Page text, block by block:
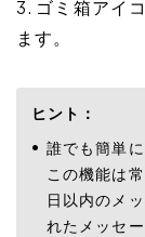
3. ゴミ箱アイ
ます。
ヒント：
誰でも簡単
この機能は
日以内のメ
れたメッセ